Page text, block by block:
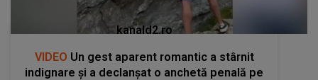
kanald2.ro
VIDEO Un gest aparent romantic a stârnit
indignare și a declanșat o anchetă penală pe